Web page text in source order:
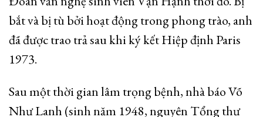
bắt và bị tù bởi hoạt động trong phong trào, anh
đã được trao trả sau khi ký kết Hiệp định Paris
1973.
Sau một thời gian lâm trọng bệnh, nhà báo Võ
Như Lanh (sinh năm 1948, nguyên Tổng thư